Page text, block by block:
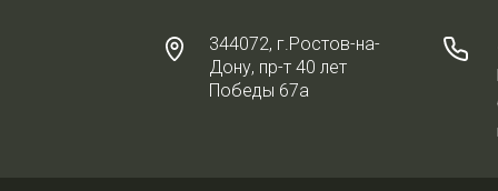
344072, г.Ростов-на-
Дону, пр-т 40 лет
Победы 67а